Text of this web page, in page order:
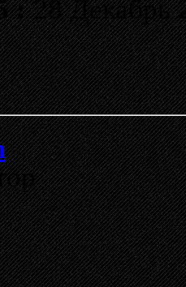
:28 Декабрь